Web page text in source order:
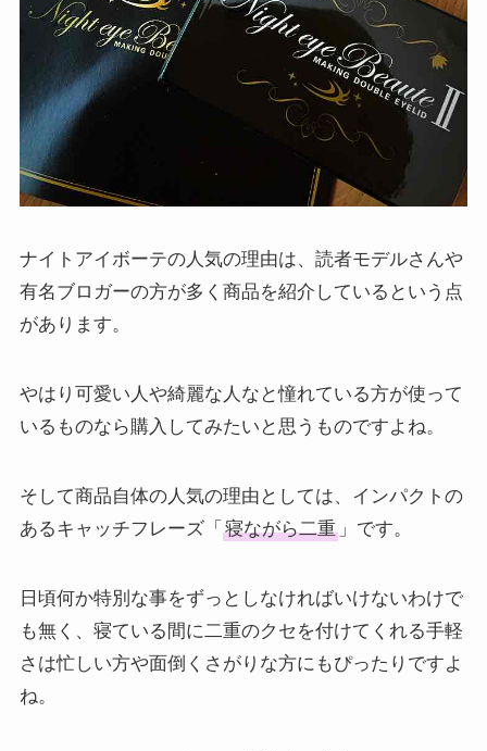
ナイトアイボーテの人気の理由は、読者モデルさんや
有名ブロガーの方が多く商品を紹介しているという点
があります。
やはり可愛い人や綺麗な人なと憧れている方が使って
いるものなら購入してみたいと思うものですよね。
そして商品自体の人気の理由としては、インパクトの
あるキャッチフレーズ「 寝ながら二重」です。
日頃何か特別な事をずっとしなければいけないわけで
も無く、寝ている間に二重のクセを付けてくれる手軽
さは忙しい方や面倒くさがりな方にもぴったりですよ
ね。